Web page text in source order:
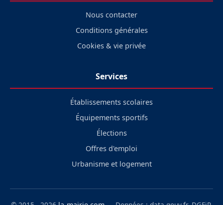
Nous contacter
Conditions générales
Cookies & vie privée
Services
Établissements scolaires
Équipements sportifs
Élections
Offres d'emploi
Urbanisme et logement